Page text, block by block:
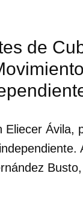
de
Ávila,